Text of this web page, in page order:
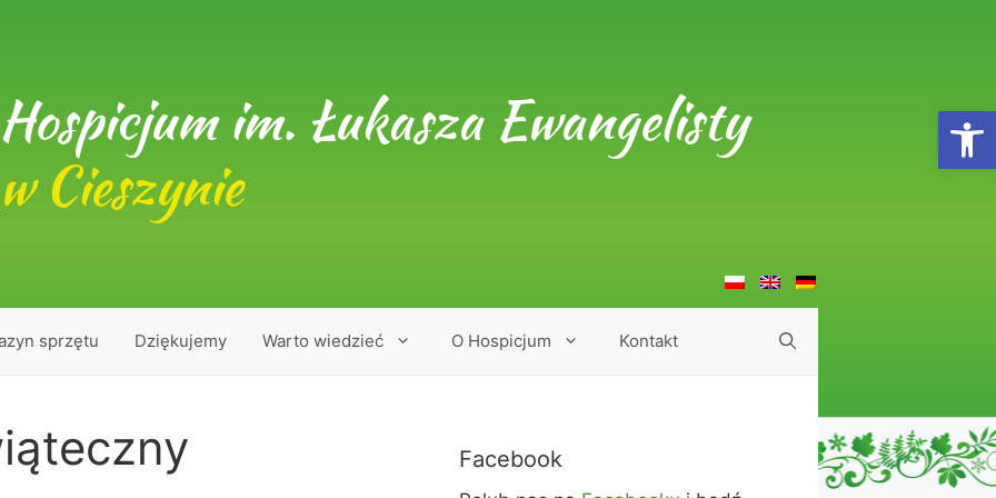
Hospicjum im. Łukasza Ewangelisty
w Cieszynie
sprzętu Dziękujemy Warto wiedzieć O Hospicjum Kontakt
Facebook